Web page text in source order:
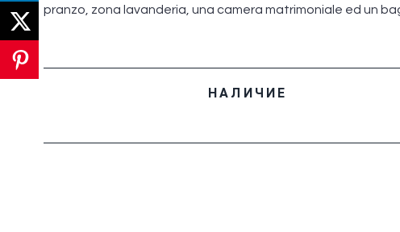
pranzo, zona lavanderia, una camera matrimoniale ed un
НАЛИЧИЕ